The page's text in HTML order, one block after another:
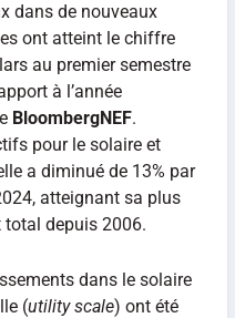
dans de nouveaux
ont atteint le chiffre
au premier semestre
à l’année
BloombergNEF.
pour le solaire et
a diminué de 13% par
atteignant sa plus
total depuis 2006.
dans le solaire
(utility scale) ont été